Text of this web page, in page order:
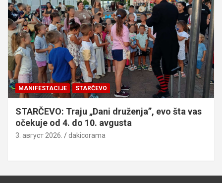
MANIFESTACIJE STARČEVO
STARČEVO: Traju „Dani druženja”, evo šta vas
očekuje od 4. do 10. avgusta
3. август 2026. dakicorama